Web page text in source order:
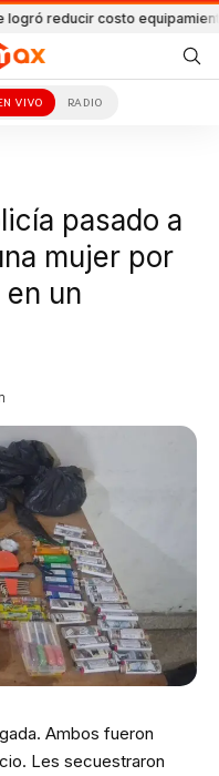
costo equipamiento
VIVO RADIO
pasado a
mujer por
un
Ambos fueron
Les secuestraron